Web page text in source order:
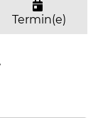
Termin(e)